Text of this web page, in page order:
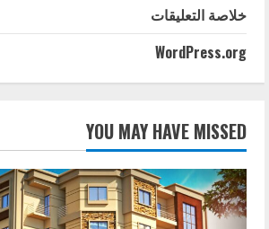
خلاصة التعليقات
WordPress.org
YOU MAY HAVE MISSED